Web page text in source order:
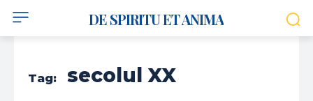
DE SPIRITU ET ANIMA
Tag: secolul XX